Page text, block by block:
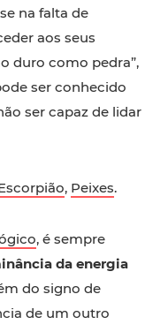
na falta de
aos seus
duro como pedra”,
ser conhecido
ser capaz de lidar
, Peixes.
, é sempre
da energia
do signo de
de um outro